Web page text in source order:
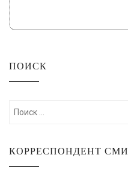
ПОИСК
Искать:
КОРРЕСПОНДЕНТ СМИ